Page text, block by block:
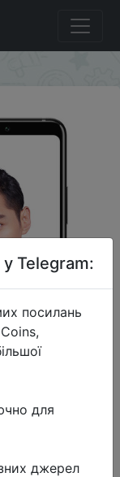
6G + 128G
6G +
Telegram:
посилань
для
джерел